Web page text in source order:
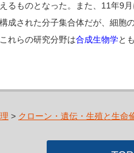
るものとなった。また、11年9
成された分子集合体だが、細
れらの研究分野は合成生物学と
> クローン・遺伝・生殖と生命